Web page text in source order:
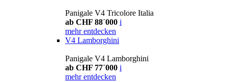
Panigale V4 Tricolore Italia
ab CHF 88´000 i
mehr entdecken
V4 Lamborghini
Panigale V4 Lamborghini
ab CHF 77´000 i
mehr entdecken